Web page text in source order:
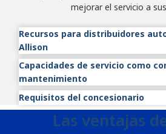
mejorar el servicio a
Recursos para distribuidores
Allison
Kits de documentación de
autorizado Allison
Capacidad para ejecutar
Conocimiento avanzado del
Capacidades de servicio como
mantenimiento
Como concesionario de
capacidades de servicio incluirán:
Requisitos del concesionario
Para convertirse en concesionario
sus instalaciones deben:
Las ventajas